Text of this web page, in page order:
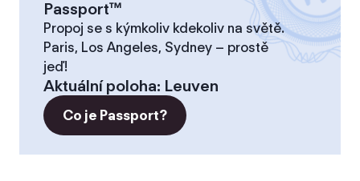
Passport™
Propoj se s kýmkoliv kdekoliv na světě.
Paris, Los Angeles, Sydney – prostě
jeď!
Aktuální poloha: Leuven
Co je Passport?